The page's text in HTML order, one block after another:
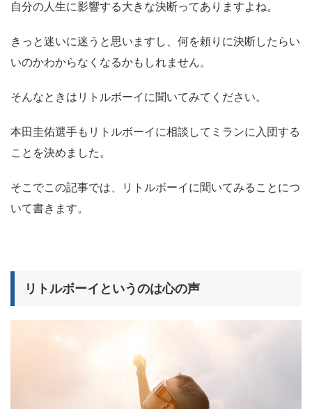
自分の人生に影響する大きな決断ってありますよね。
きっと迷いに迷うと思いますし、何を頼りに決断したらい
いのかわからなくなるかもしれません。
そんなときはリトルボーイに聞いてみてください。
本田圭佑選手もリトルボーイに相談してミランに入団する
ことを決めました。
そこでこの記事では、リトルボーイに聞いてみることにつ
いて書きます。
リトルボーイというのは心の声